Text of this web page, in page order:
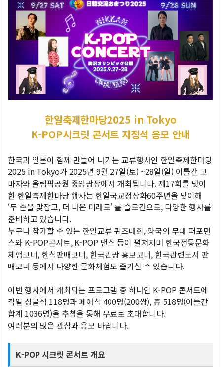
한일축제한마당2025 in Tokyo
K-POP시크릿 콘서트 지정석 응모 안내
한국과 일본이 함께 만들어 나가는 교류행사인 한일축제한마당
2025 in Tokyo가 2025년 9월 27일(토) ~28일(일) 이틀간 고
마자와 올림픽공원 중앙광장에서 개최됩니다. 제17회를 맞이
한 한일축제한마당 행사는 한일국교정상화60주년을 맞이해
‘두 손을 맞잡고, 더 나은 미래로’ 를 슬로건으로, 다양한 행사를
준비하고 있습니다.
누구나 참가할 수 있는 한일교류 퀴즈대회, 양국의 무대 퍼포먼
스와 K-POP콘서트, K-POP 댄스 등이 펼쳐지며 한국전통문화
체험코너, 한식판매코너, 한국관광 홍보코너, 한국관련도서 판
매코너 등에서 다양한 문화체험도 즐기실 수 있습니다.
이번 행사에서 개최되는 프로그램 중 하나인 K-POP 콘서트에
각일 싱글석 118명과 페어석 400명(200쌍), 총 518명(이틀간
합계 1036명)을 추첨을 통해 무료로 초대합니다.
여러분의 많은 관심과 응모 바랍니다.
K-POP 시크릿 콘서트 개요